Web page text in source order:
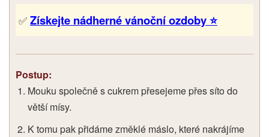
✅ Získejte nádherné vánoční ozdoby ⭐
Postup:
Mouku společně s cukrem přesejeme přes síto do
větší mísy.
K tomu pak přidáme změklé máslo, které nakrájíme